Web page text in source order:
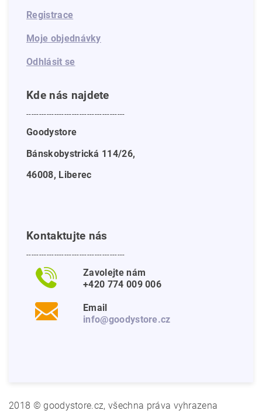
Registrace
Moje objednávky
Odhlásit se
Kde nás najdete
---------------------------------------
Goodystore
Bánskobystrická 114/26,
46008, Liberec
Kontaktujte nás
---------------------------------------
Zavolejte nám
+420 774 009 006
Email
info@goodystore.cz
2018 © goodystore.cz, všechna práva vyhrazena